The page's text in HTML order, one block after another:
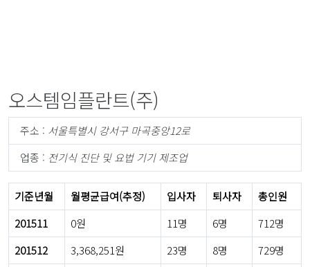
오스템임플란트(주)
주소 : 서울특별시 강서구 마곡중앙12로
업종 : 전기식 진단 및 요법 기기 제조업
기준년월 월평균급여(추정) 입사자 퇴사자
총인원
201511
0원 11명 6명
712명
201512
3,368,251원 23명 8명
729명